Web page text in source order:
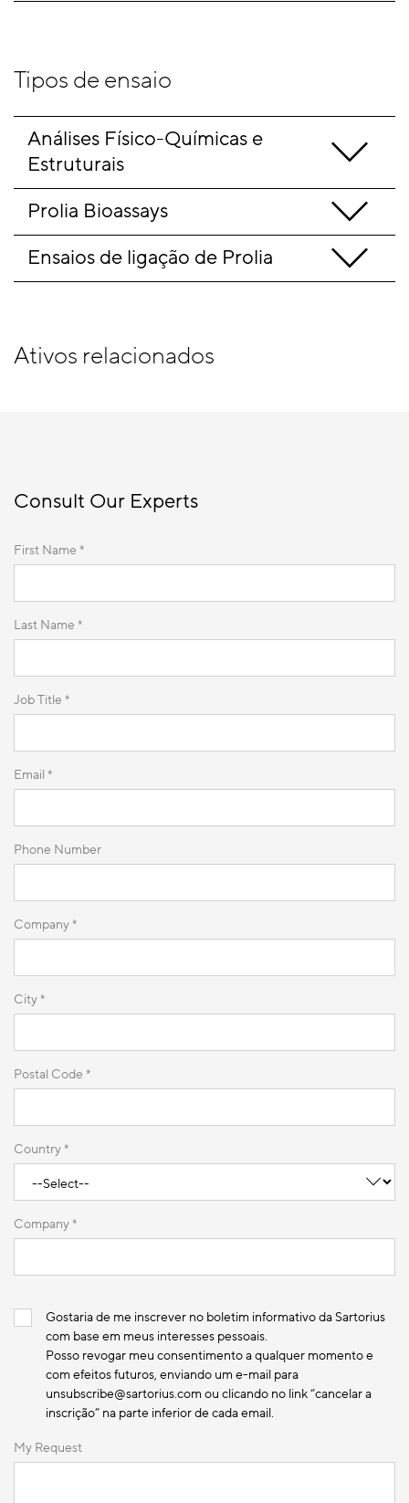
Tipos de ensaio
Análises Físico-Químicas e
Estruturais
Prolia Bioassays
Ensaios de ligação de Prolia
Ativos relacionados
Consult Our Experts
First Name *
Last Name *
Job Title *
Email *
Phone Number
Company *
City *
Postal Code *
Country *
Company *
Gostaria de me inscrever no boletim informativo da Sartorius
com base em meus interesses pessoais.
Posso revogar meu consentimento a qualquer momento e
com efeitos futuros, enviando um e-mail para
unsubscribe@sartorius.com ou clicando no link “cancelar a
inscrição” na parte inferior de cada email.
My Request